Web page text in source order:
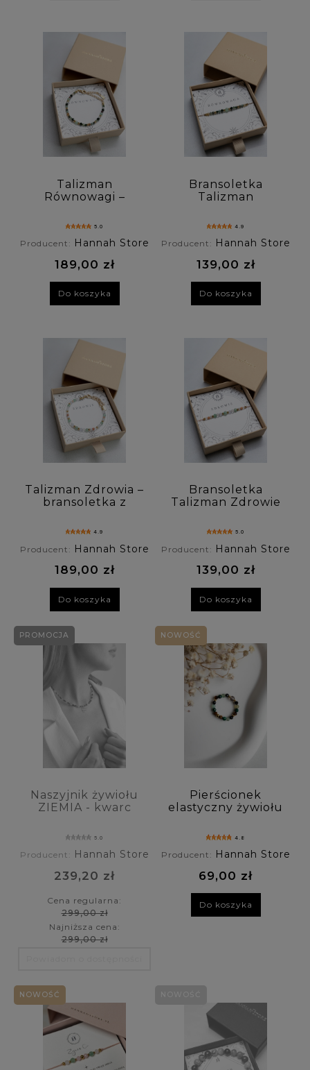
Talizman
Równowagi –
premium z agatu,
szmaragdu
5.0
Producent: Hannah Store
189,00 zł
Do koszyka
Bransoletka
Talizman
agatu,
szmaragdu.
4.9
Producent: Hannah Store
139,00 zł
Do koszyka
Talizman Zdrowia –
bransoletka z
górskim,
awenturynem
4.9
Producent: Hannah Store
189,00 zł
Do koszyka
Bransoletka
Talizman Zdrowie
górskiego,
awenturynu.
5.0
Producent: Hannah Store
139,00 zł
Do koszyka
Naszyjnik żywiołu
ZIEMIA - kwarc
turmalin,
tygrysie oko
5.0
Producent: Hannah Store
239,20 zł
Cena regularna:
299,00 zł
Najniższa cena:
299,00 zł
PROMOCJA
Pierścionek
elastyczny żywiołu
dymny, malachit,
awenturyn,
tygrysie oko
4.8
Producent: Hannah Store
69,00 zł
Do koszyka
NOWOŚĆ
NOWOŚĆ